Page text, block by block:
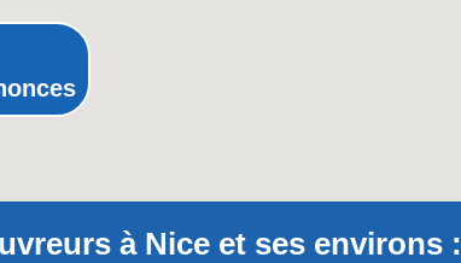
à Nice et ses environs :